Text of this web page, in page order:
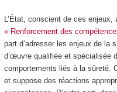
L’État, conscient de ces
« Renforcement des
part d’adresser les enjeux de la
d’œuvre qualifiée et spécialisée
comportements liés à la sûreté.
et suppose des réactions